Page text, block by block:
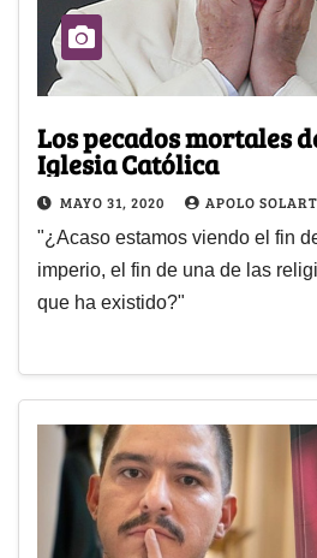
Los pecados mortales
Iglesia Católica
MAYO 31, 2020 APOLO
"¿Acaso estamos viendo el fin
imperio, el fin de una de las
que ha existido?"